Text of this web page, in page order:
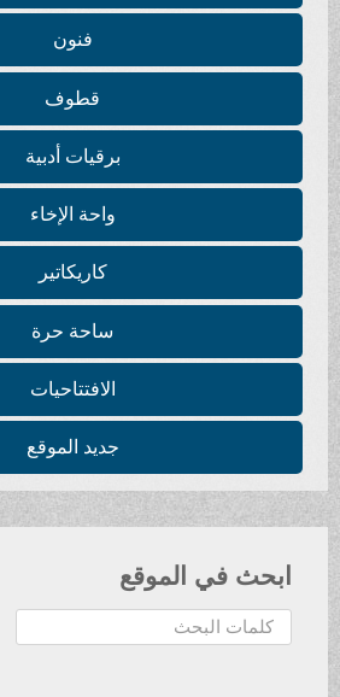
فنون
قطوف
برقيات أدبية
واحة الإخاء
كاريكاتير
ساحة حرة
الافتتاحيات
جديد الموقع
ابحث في الموقع